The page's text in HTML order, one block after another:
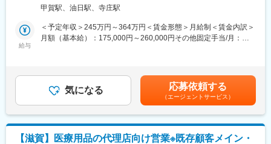
・秤量作業（数種類の原料を規定量秤量します）
・混合作業（原料を混合機へ投入し混ぜ合わせします）
・打錠作業（混合された粉末を圧力をかけ錠剤に成形する機械操
・ＰＴＰ包装作業（塩ビフィルムに錠剤が入るポケットを成形さ
せて
・錠剤を挿入しアルミフィルムにて封印の機械操作）
※自動機械を駆使しながら製造しております
甲賀駅、油日駅、寺庄駅
給与
＜予定年収＞245万円～364万円＜賃金形態＞月給制＜賃金内訳＞
月額（基本給）：175,000円～260,000円その他固定手当/月：
あくまでも目安の金額であり、選考を通じて上下する可能性があ
ります。月給(月額)は固定手当を含めた表記です。
気になる 応募依頼する
（エージェントサービス）
【滋賀】医療用品の代理店向け営業※既存顧客メイン・